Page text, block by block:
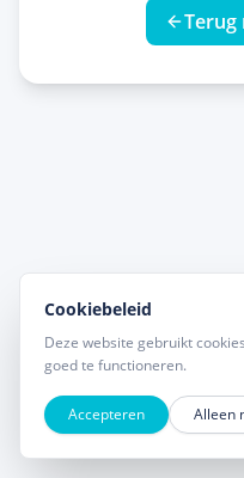
Terug
Cookiebeleid
Deze website gebruikt
goed te functioneren.
Accepteren Alleen